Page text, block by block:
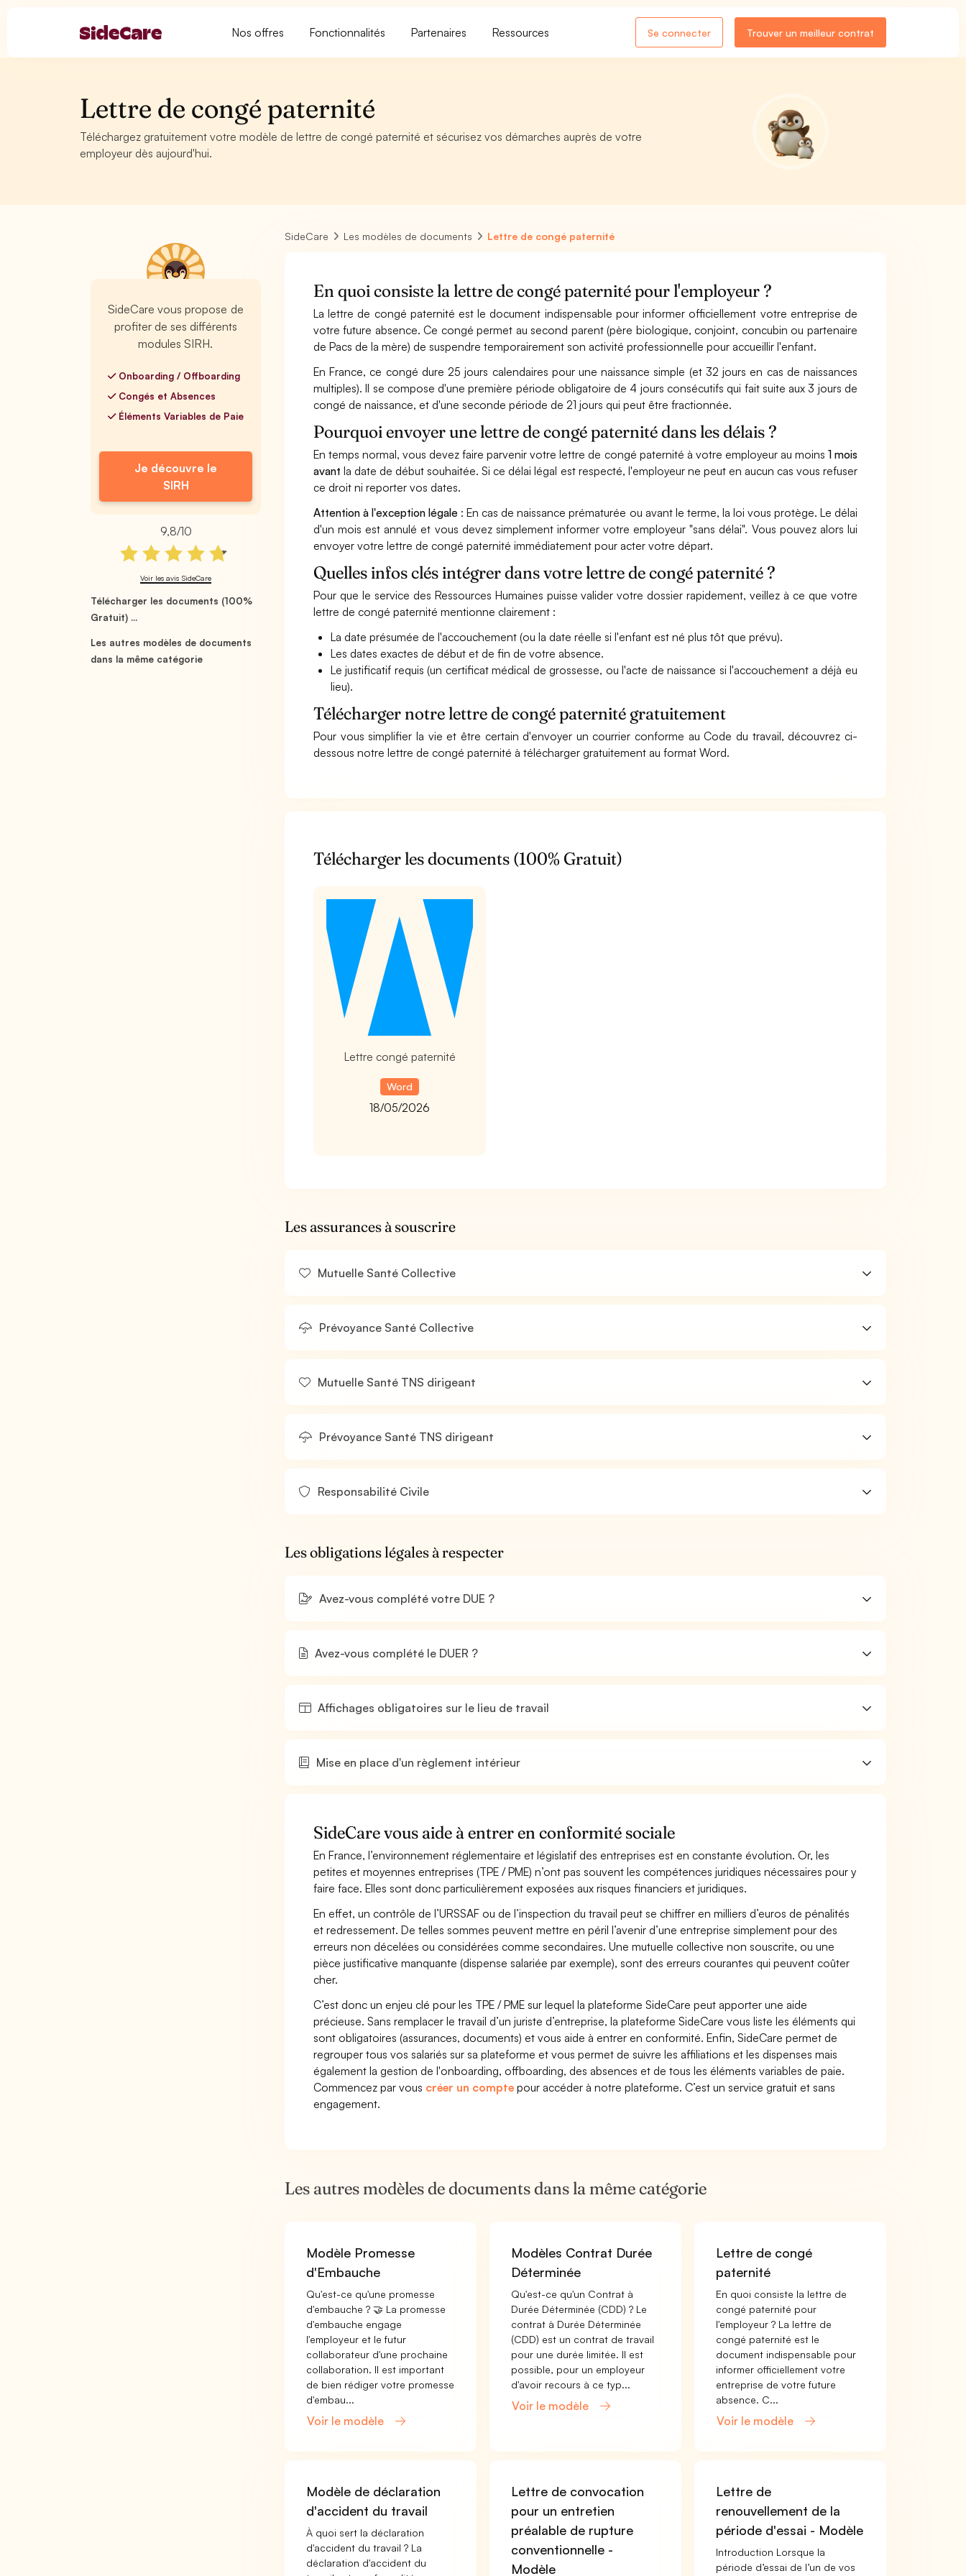
Nos offres Fonctionnalités Partenaires Ressources Se connecter Trouver un meilleur contrat
Lettre de congé paternité
Téléchargez gratuitement votre modèle de lettre de congé paternité et sécurisez vos démarches auprès de votre
employeur dès aujourd'hui.
SideCare vous propose de
profiter de ses différents
modules SIRH.
Onboarding / Offboarding
Congés et Absences
Éléments Variables de Paie
Je découvre le
SIRH
9,8/10
Voir les avis SideCare
Télécharger les documents (100%
Gratuit) ...
Les autres modèles de documents
dans la même catégorie
SideCare Les modèles de documents Lettre de congé paternité
En quoi consiste la lettre de congé paternité pour l'employeur ?
La lettre de congé paternité est le document indispensable pour informer officiellement votre entreprise de
votre future absence. Ce congé permet au second parent (père biologique, conjoint, concubin ou partenaire
de Pacs de la mère) de suspendre temporairement son activité professionnelle pour accueillir l'enfant.
En France, ce congé dure 25 jours calendaires pour une naissance simple (et 32 jours en cas de naissances
multiples). Il se compose d'une première période obligatoire de 4 jours consécutifs qui fait suite aux 3 jours de
congé de naissance, et d'une seconde période de 21 jours qui peut être fractionnée.
Pourquoi envoyer une lettre de congé paternité dans les délais ?
En temps normal, vous devez faire parvenir votre lettre de congé paternité à votre employeur au moins 1 mois
avant la date de début souhaitée. Si ce délai légal est respecté, l'employeur ne peut en aucun cas vous refuser
ce droit ni reporter vos dates.
Attention à l'exception légale : En cas de naissance prématurée ou avant le terme, la loi vous protège. Le délai
d'un mois est annulé et vous devez simplement informer votre employeur "sans délai". Vous pouvez alors lui
envoyer votre lettre de congé paternité immédiatement pour acter votre départ.
Quelles infos clés intégrer dans votre lettre de congé paternité ?
Pour que le service des Ressources Humaines puisse valider votre dossier rapidement, veillez à ce que votre
lettre de congé paternité mentionne clairement :
La date présumée de l'accouchement (ou la date réelle si l'enfant est né plus tôt que prévu).
Les dates exactes de début et de fin de votre absence.
Le justificatif requis (un certificat médical de grossesse, ou l'acte de naissance si l'accouchement a déjà eu
lieu).
Télécharger notre lettre de congé paternité gratuitement
Pour vous simplifier la vie et être certain d'envoyer un courrier conforme au Code du travail, découvrez ci-
dessous notre lettre de congé paternité à télécharger gratuitement au format Word.
Télécharger les documents (100% Gratuit)
Lettre congé paternité
Word
18/05/2026
Les assurances à souscrire
Mutuelle Santé Collective
Prévoyance Santé Collective
Mutuelle Santé TNS dirigeant
Prévoyance Santé TNS dirigeant
Responsabilité Civile
Les obligations légales à respecter
Avez-vous complété votre DUE ?
Avez-vous complété le DUER ?
Affichages obligatoires sur le lieu de travail
Mise en place d'un règlement intérieur
SideCare vous aide à entrer en conformité sociale
En France, l’environnement réglementaire et législatif des entreprises est en constante évolution. Or, les
petites et moyennes entreprises (TPE / PME) n’ont pas souvent les compétences juridiques nécessaires pour y
faire face. Elles sont donc particulièrement exposées aux risques financiers et juridiques.
En effet, un contrôle de l’URSSAF ou de l’inspection du travail peut se chiffrer en milliers d’euros de pénalités
et redressement. De telles sommes peuvent mettre en péril l’avenir d’une entreprise simplement pour des
erreurs non décelées ou considérées comme secondaires. Une mutuelle collective non souscrite, ou une
pièce justificative manquante (dispense salariée par exemple), sont des erreurs courantes qui peuvent coûter
cher.
C’est donc un enjeu clé pour les TPE / PME sur lequel la plateforme SideCare peut apporter une aide
précieuse. Sans remplacer le travail d’un juriste d’entreprise, la plateforme SideCare vous liste les éléments qui
sont obligatoires (assurances, documents) et vous aide à entrer en conformité. Enfin, SideCare permet de
regrouper tous vos salariés sur sa plateforme et vous permet de suivre les affiliations et les dispenses mais
également la gestion de l'onboarding, offboarding, des absences et de tous les éléments variables de paie.
Commencez par vous créer un compte pour accéder à notre plateforme. C’est un service gratuit et sans
engagement.
Les autres modèles de documents dans la même catégorie
Modèle Promesse
d'Embauche
Qu'est-ce qu'une promesse
d'embauche ? 🤝 La promesse
d'embauche engage
l'employeur et le futur
collaborateur d'une prochaine
collaboration. Il est important
de bien rédiger votre promesse
d'embau...
Voir le modèle
Modèles Contrat Durée
Déterminée
Qu'est-ce qu'un Contrat à
Durée Déterminée (CDD) ? Le
contrat à Durée Déterminée
(CDD) est un contrat de travail
pour une durée limitée. Il est
possible, pour un employeur
d'avoir recours à ce typ...
Voir le modèle
Lettre de congé
paternité
En quoi consiste la lettre de
congé paternité pour
l'employeur ? La lettre de
congé paternité est le
document indispensable pour
informer officiellement votre
entreprise de votre future
absence. C...
Voir le modèle
Modèle de déclaration
d'accident du travail
À quoi sert la déclaration
d'accident du travail ? La
déclaration d'accident du
Lettre de convocation
pour un entretien
préalable de rupture
conventionnelle -
Modèle
Lettre de
renouvellement de la
période d'essai - Modèle
Introduction Lorsque la
période d’essai de l’un de vos